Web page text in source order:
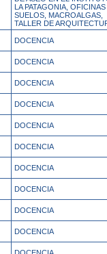
LA PATAGONIA,
SUELOS, MACROALGAS,
TALLER DE
DOCENCIA
DOCENCIA
DOCENCIA
DOCENCIA
DOCENCIA
DOCENCIA
DOCENCIA
DOCENCIA
DOCENCIA
DOCENCIA